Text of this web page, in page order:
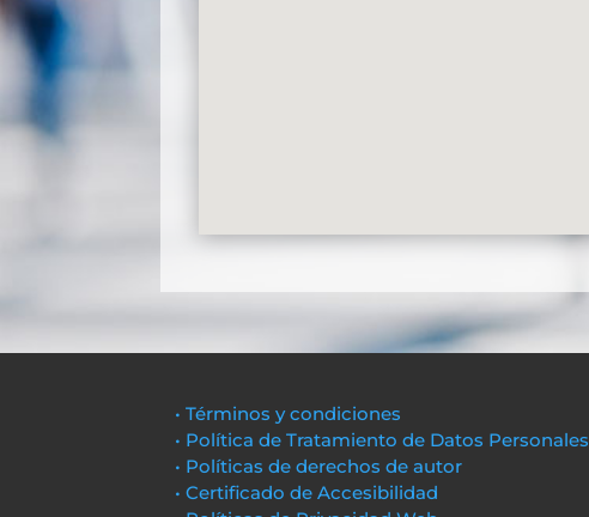
• Términos y condiciones
• Política de Tratamiento de Datos Personales
• Políticas de derechos de autor
• Certificado de Accesibilidad